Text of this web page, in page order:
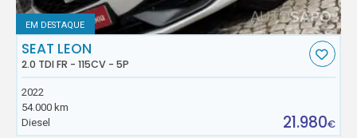
EM DESTAQUE
SEAT LEON
2.0 TDI FR - 115CV - 5P
2022
54.000 km
Diesel
21.980€